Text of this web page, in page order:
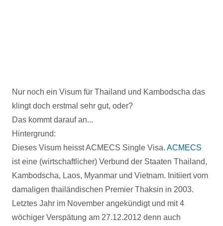
Nur noch ein Visum für Thailand und Kambodscha das
klingt doch erstmal sehr gut, oder?
Das kommt darauf an...
Hintergrund:
Dieses Visum heisst ACMECS Single Visa. ACMECS
ist eine (wirtschaftlicher) Verbund der Staaten Thailand,
Kambodscha, Laos, Myanmar und Vietnam. Initiiert vom
damaligen thailändischen Premier Thaksin in 2003.
Letztes Jahr im November angekündigt und mit 4
wöchiger Verspätung am 27.12.2012 denn auch